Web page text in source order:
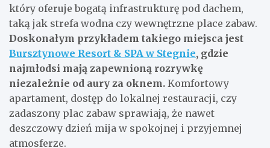
który oferuje bogatą infrastrukturę pod dachem,
taką jak strefa wodna czy wewnętrzne place zabaw.
Doskonałym przykładem takiego miejsca jest
Bursztynowe Resort & SPA w Stegnie, gdzie
najmłodsi mają zapewnioną rozrywkę
niezależnie od aury za oknem. Komfortowy
apartament, dostęp do lokalnej restauracji, czy
zadaszony plac zabaw sprawiają, że nawet
deszczowy dzień mija w spokojnej i przyjemnej
atmosferze.